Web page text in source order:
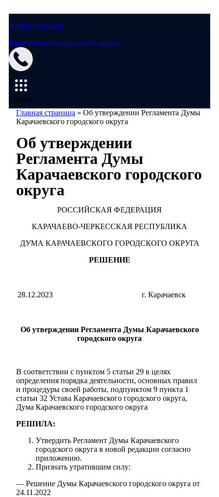
Администрация
Карачаевского городского округа
меню
Главная страница » Об утверждении Регламента Думы
Карачаевского городского округа
Об утверждении
Регламента Думы
Карачаевского городского
округа
РОССИЙСКАЯ ФЕДЕРАЦИЯ
КАРАЧАЕВО-ЧЕРКЕССКАЯ РЕСПУБЛИКА
ДУМА КАРАЧАЕВСКОГО ГОРОДСКОГО ОКРУГА
РЕШЕНИЕ
28.12.2023 г. Карачаевск
Об утверждении Регламента Думы Карачаевского
городского округа
В соответствии с пунктом 5 статьи 29 в целях
определения порядка деятельности, основных правил
и процедуры своей работы, подпунктом 9 пункта 1
статьи 32 Устава Карачаевского городского округа,
Дума Карачаевского городского округа
РЕШИЛА:
Утвердить Регламент Думы Карачаевского
городского округа в новой редакции согласно
приложению.
Признать утратившим силу:
— Решение Думы Карачаевского городского округа от
24.11.2022